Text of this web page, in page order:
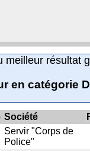
meilleur résultat
en catégorie D
Société
Servir "Corps de
Police"